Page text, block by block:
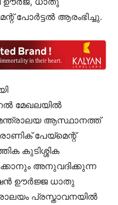
പോർട്ടൽ ആരംഭിച്ചു.
മേഖലയിൽ
മന്ത്രാലയ ആസ്ഥാനത്ത്
പേയ്‌മെന്റ്
കുടിശ്ശിക
അനുവദിക്കുന്ന
ഊർജ്ജ ധാതു
പ്രസ്താവനയിൽ